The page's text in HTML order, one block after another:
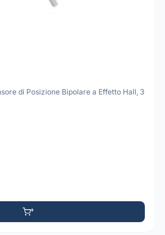
di Posizione Bipolare a Effetto Hall, 3